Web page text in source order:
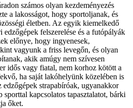
számos olyan kezdeményezés
a lakosságot, hogy sportoljanak, és
életben. Az egyik kiemelkedő
edzőgépek felszerelése és a futópályák
előnye, hogy ingyenesek,
vagyunk a friss levegőn, és olyan
akik amúgy nem szívesen
idős vagy fiatal, nem korhoz kötött a
ha saját lakóhelyünk közelében is
strapabíróak, ugyanakkor
kapcsolatos tapasztalatot, bárki
őket.